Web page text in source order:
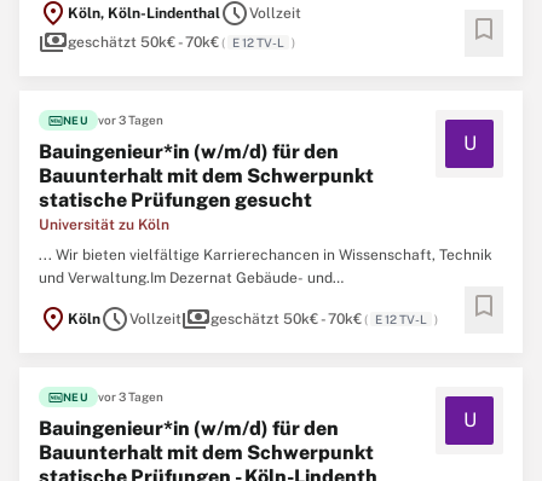
Bauunterhalt mit dem Schwerpunkt statische Prüfungen im
Fachbereich Hochbau der Abteilung 53 Technisches
location_on Köln, Köln-LindenthalscheduleVollzeit
paymentsgeschätzt 50k€ - 70k€( E 12 TV-L ) bookmark
fiber_newNEU vor 3 Tagen
Bauingenieur*in (w/m/d) für den
Bauunterhalt mit dem Schwerpunkt
statische Prüfungen gesucht
Universität zu Köln
U
... Wir bieten vielfältige Karrierechancen in Wissenschaft, Technik
und Verwaltung.Im Dezernat Gebäude- und
Bauunterhalt mit dem Schwerpunkt statische Prüfungen im
location_on KölnscheduleVollzeitpaymentsgeschätzt 50k€ - 70k€( E 12 TV-L ) bookmark
fiber_newNEU vor 3 Tagen
Bauingenieur*in (w/m/d) für den
Bauunterhalt mit dem Schwerpunkt
U